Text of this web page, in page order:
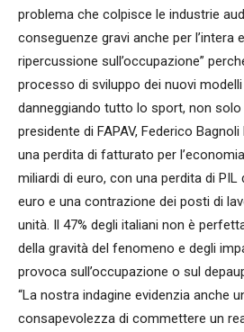
problema che colpisce le industrie
conseguenze gravi anche per
ripercussione sull’occupazione”
processo di sviluppo dei nuovi
danneggiando tutto lo sport, non solo
presidente di FAPAV, Federico
una perdita di fatturato per
miliardi di euro, con una perdita di PIL
euro e una contrazione dei posti di
unità. Il 47% degli italiani non è
della gravità del fenomeno e degli
provoca sull’occupazione o sul
“La nostra indagine evidenzia anche
consapevolezza di commettere un